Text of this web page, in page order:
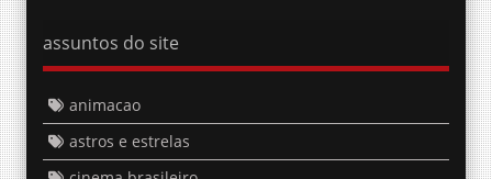
assuntos do site
animacao
astros e estrelas